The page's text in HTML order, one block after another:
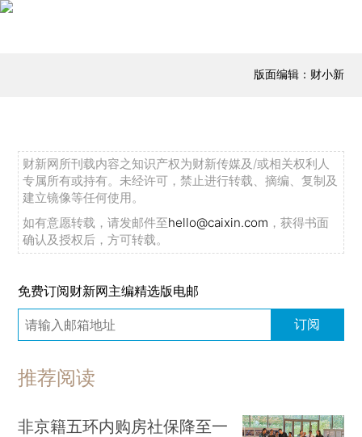
版面编辑：财小新
财新网所刊载内容之知识产权为财新传媒及/或相关权利人
专属所有或持有。未经许可，禁止进行转载、摘编、复制及
建立镜像等任何使用。
如有意愿转载，请发邮件至hello@caixin.com ，获得书面
确认及授权后，方可转载。
免费订阅财新网主编精选版电邮
订阅
推荐阅读
非京籍五环内购房社保降至一